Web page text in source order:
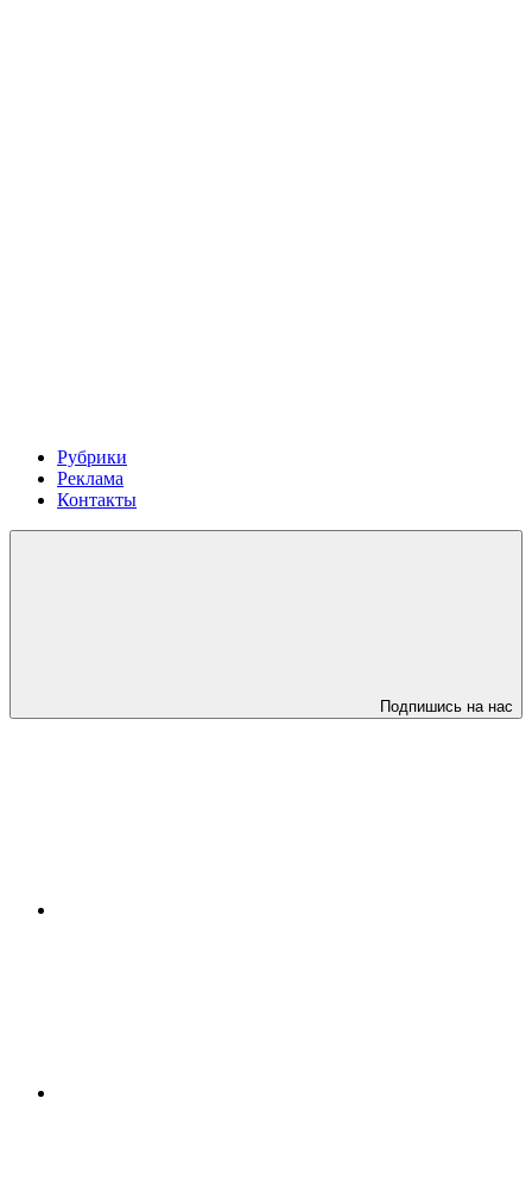
Рубрики
Реклама
Контакты
Подпишись на нас